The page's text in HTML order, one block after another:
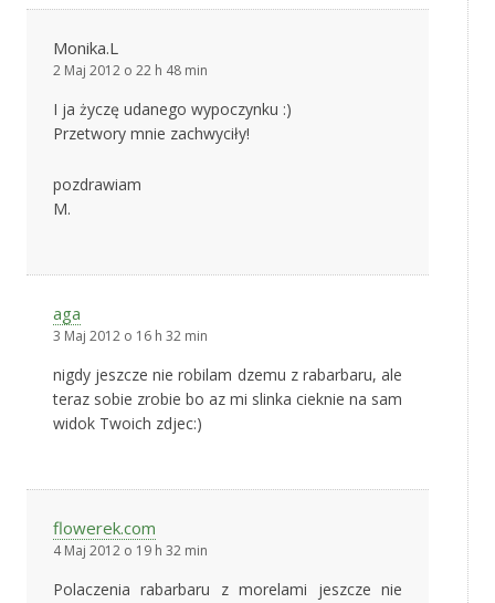
Monika.L
2 Maj 2012 o 22 h 48 min
I ja życzę udanego wypoczynku :)
Przetwory mnie zachwyciły!
pozdrawiam
M.
aga
3 Maj 2012 o 16 h 32 min
nigdy jeszcze nie robilam dzemu z rabarbaru, ale
teraz sobie zrobie bo az mi slinka cieknie na sam
widok Twoich zdjec:)
flowerek.com
4 Maj 2012 o 19 h 32 min
Polaczenia rabarbaru z morelami jeszcze nie